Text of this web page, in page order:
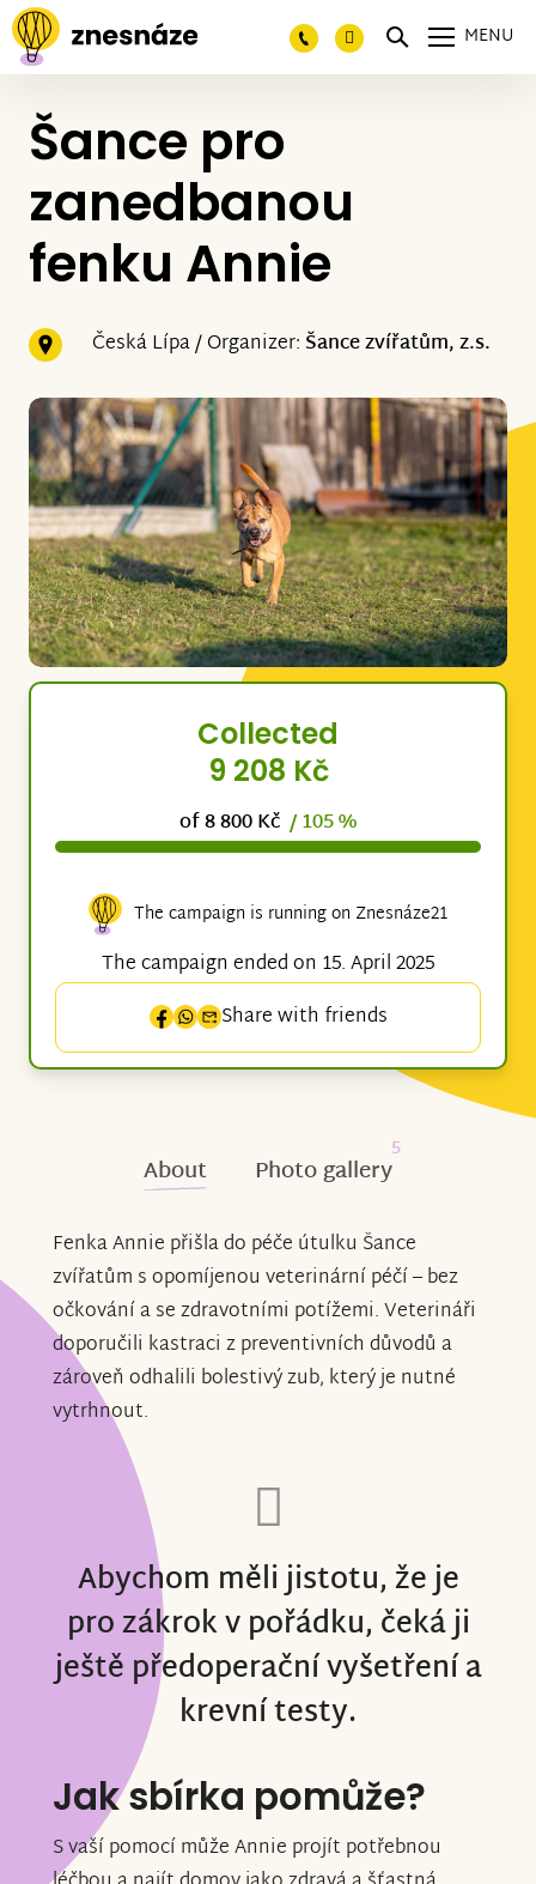
MENU
Šance pro
zanedbanou
fenku Annie
Česká Lípa / Organizer: Šance zvířatům, z.s.
Collected
9 208 Kč
of 8 800 Kč / 105 %
The campaign is running on Znesnáze21
The campaign ended on 15. April 2025
Share with friends
About Photo gallery
5
Fenka Annie přišla do péče útulku Šance
zvířatům s opomíjenou veterinární péčí – bez
očkování a se zdravotními potížemi. Veterináři
doporučili kastraci z preventivních důvodů a
zároveň odhalili bolestivý zub, který je nutné
vytrhnout.
Abychom měli jistotu, že je
pro zákrok v pořádku, čeká ji
ještě předoperační vyšetření a
krevní testy.
Jak sbírka pomůže?
S vaší pomocí může Annie projít potřebnou